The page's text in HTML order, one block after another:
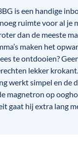
is een handige
ruimte voor al je
dan de meeste
maken het
te ontdooien?
lekker
werkt simpel en de
magnetron op
gaat hij extra lang